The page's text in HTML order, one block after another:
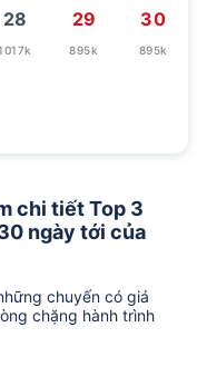
28 29
895k
30
895k
chi tiết Top 3
ngày tới của
chuyến có giá
chặng hành trình